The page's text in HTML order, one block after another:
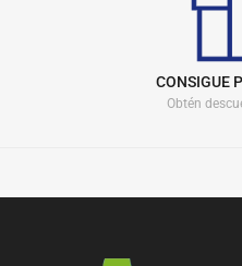
CONSIGUE
Obtén